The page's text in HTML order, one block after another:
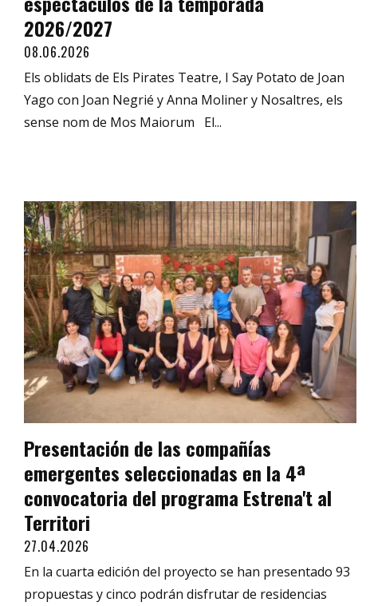
2026/2027
08.06.2026
Els oblidats de Els Pirates Teatre, I Say Potato de Joan
Yago con Joan Negrié y Anna Moliner y Nosaltres, els
sense nom de Mos Maiorum El...
Presentación de las compañías
emergentes seleccionadas en la 4ª
convocatoria del programa Estrena't al
Territori
27.04.2026
En la cuarta edición del proyecto se han presentado 93
propuestas y cinco podrán disfrutar de residencias